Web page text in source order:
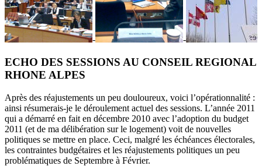
- -
ECHO DES SESSIONS AU CONSEIL REGIONAL
RHONE ALPES
Après des réajustements un peu douloureux, voici l’opérationnalité :
ainsi résumerais-je le déroulement actuel des sessions. L’année 2011
qui a démarré en fait en décembre 2010 avec l’adoption du budget
2011 (et de ma délibération sur le logement) voit de nouvelles
politiques se mettre en place. Ceci, malgré les échéances électorales,
les contraintes budgétaires et les réajustements politiques un peu
problématiques de Septembre à Février.